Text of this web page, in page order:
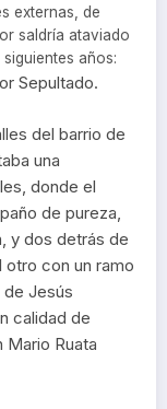
externas, de
saldría ataviado
años:
Sepultado.
del barrio de
una
donde el
de pureza,
y dos detrás de
otro con un ramo
Jesús
calidad de
Ruata